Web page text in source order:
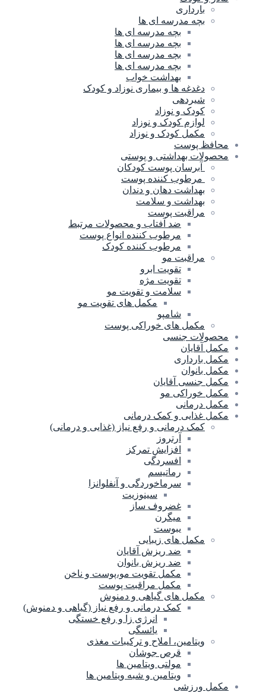
بارداری
بچه مدرسه ای ها
بچه مدرسه اى ها
بچه مدرسه ای ها
بچه مدرسه ای ها
بچه مدرسه ای ها
بهداشت خواب
دغدغه ها و بیماری نوزاد و کودک
شیردهی
کودک و نوزاد
لوازم کودک و نوزاد
مکمل کودک و نوزاد
محافظ پوست
محصولات بهداشتی و پوستی
آبرسان پوست کودکان
مرطوب کننده پوست
بهداشت دهان و دندان
بهداشت و سلامت
مراقبت پوست
ضد آفتاب و محصولات مرتبط
مرطوب کننده انواع پوست
مرطوب کننده کودک
مراقبت مو
تقویت ابرو
تقویت مژه
سلامت و تقویت مو
مکمل های تقویت مو
شامپو
مکمل های خوراکی پوست
محصولات جنسی
مکمل آقایان
مکمل بارداری
مکمل بانوان
مکمل جنسی آقایان
مکمل خوراکی مو
مکمل درمانی
مکمل غذایی و کمک درمانی
کمک درمانی و رفع نیاز (غذایی و درمانی)
آرتروز
افزایش تمرکز
افسردگی
رماتیسم
سرماخوردگی و آنفلوانزا
سینوزیت
غضروف ساز
میگرن
یبوست
مکمل های زیبایی
ضد ریزش آقایان
ضد ریزش بانوان
مکمل تقویت مو،پوست و ناخن
مکمل مراقبت پوست
مکمل های گیاهی و دمنوش
کمک درمانی و رفع نیاز (گیاهی و دمنوش)
انرژی زا و رفع خستگی
یائسگی
ویتامین، املاح و ترکیبات مغذی
قرص جوشان
مولتی ویتامین ها
ویتامین و شبه ویتامین ها
مکمل ورزشی